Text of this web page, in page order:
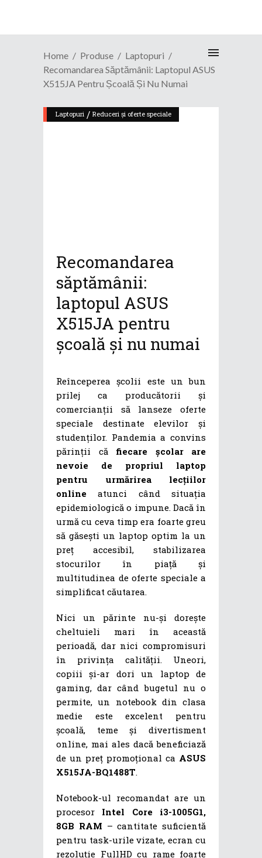
Home Produse
Laptopuri
Recomandarea Săptămânii: Laptopul ASUS
X515JA Pentru Școală Și Nu Numai
Laptopuri / Reduceri și oferte speciale
Recomandarea
săptămânii:
laptopul ASUS
X515JA pentru
școală și nu numai
Reînceperea școlii este un bun
prilej ca producătorii și
comercianții să lanseze oferte
speciale destinate elevilor și
studenților. Pandemia a convins
părinții că fiecare școlar are
nevoie de propriul laptop
pentru urmărirea lecțiilor
online atunci când situația
epidemiologică o impune. Dacă în
urmă cu ceva timp era foarte greu
să găsești un laptop optim la un
preț accesibil, stabilizarea
stocurilor în piață și
multitudinea de oferte speciale a
simplificat căutarea.
Nici un părinte nu-și dorește
cheltuieli mari în această
perioadă, dar nici compromisuri
în privința calității. Uneori,
copiii și-ar dori un laptop de
gaming, dar când bugetul nu o
permite, un notebook din clasa
medie este excelent pentru
școală, teme și divertisment
online, mai ales dacă beneficiază
de un preț promoțional ca ASUS
X515JA-BQ1488T.
Notebook-ul recomandat are un
procesor Intel Core i3-1005G1,
8GB RAM – cantitate suficientă
pentru task-urile vizate, ecran cu
rezoluție FullHD cu rame foarte